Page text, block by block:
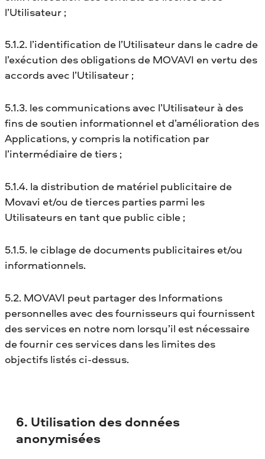
l’Utilisateur ;
5.1.2. l’identification de l’Utilisateur dans le cadre de
l’exécution des obligations de MOVAVI en vertu des
accords avec l’Utilisateur ;
5.1.3. les communications avec l’Utilisateur à des
fins de soutien informationnel et d’amélioration des
Applications, y compris la notification par
l’intermédiaire de tiers ;
5.1.4. la distribution de matériel publicitaire de
Movavi et/ou de tierces parties parmi les
Utilisateurs en tant que public cible ;
5.1.5. le ciblage de documents publicitaires et/ou
informationnels.
5.2. MOVAVI peut partager des Informations
personnelles avec des fournisseurs qui fournissent
des services en notre nom lorsqu’il est nécessaire
de fournir ces services dans les limites des
objectifs listés ci-dessus.
6. Utilisation des données
anonymisées